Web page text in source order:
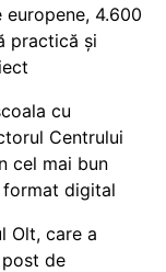
4.600
practică și
cu
Centrului
cel mai bun
format digital
Olt, care a
de